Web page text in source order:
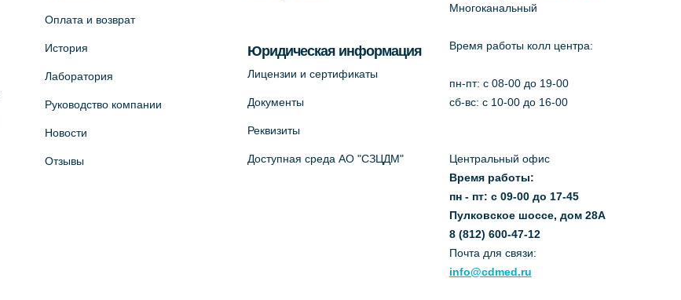
Оплата и возврат
История
Лаборатория
Руководство компании
Новости
Отзывы
Юридическая информация
Лицензии и сертификаты
Документы
Реквизиты
Доступная среда АО "СЗЦДМ"
Многоканальный
Время работы колл центра:
пн-пт: c 08-00 до 19-00
сб-вс: с 10-00 до 16-00
Центральный офис
Время работы:
пн - пт: с 09-00 до 17-45
Пулковское шоссе, дом 28А
8 (812) 600-47-12
Почта для связи:
info@cdmed.ru